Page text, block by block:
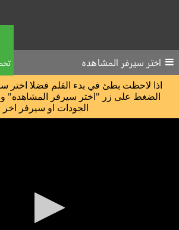
اختر سيرفر المشاهده
اذا لاحظت بطئ في بدء الفلم فضلا اختر
الضغط على زر "اختر سيرفر المشاهده"
الجودات او سيرفر اخر